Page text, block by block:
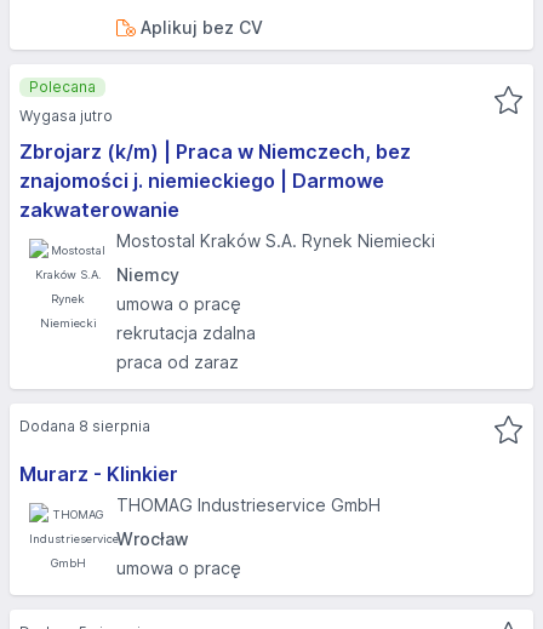
Aplikuj bez CV
Zbrojarz (k/m) | Praca w Niemczech, bez
znajomości j. niemieckiego | Darmowe
zakwaterowanie
Mostostal Kraków S.A. Rynek Niemiecki
Niemcy
umowa o pracę
rekrutacja zdalna
praca od zaraz
Polecana
Wygasa jutro
Murarz - Klinkier
THOMAG Industrieservice GmbH
Wrocław
umowa o pracę
Dodana 8 sierpnia